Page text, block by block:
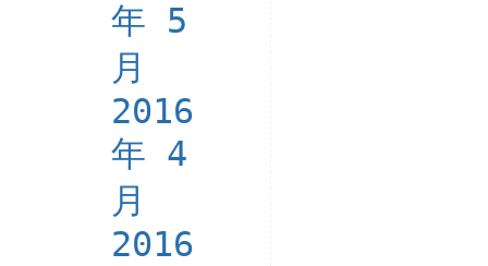
年 5
月
2016
年 4
月
2016